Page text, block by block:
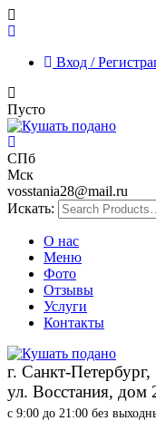
Вход /
Пусто
СПб
Мск
vosstania28@mail.ru
Искать:
О нас
Меню
Фото
Отзывы
Услуги
Контакты
г. Санкт-Петербург,
ул. Восстания, дом
с 9:00 до 21:00 без